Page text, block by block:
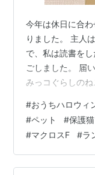
今年は休日に合
りました。 主人
で、私は読書を
ごしました。 届
みっコぐらしの
めることに。 セ
は一箇所にまと
トの近作のシャッ
という感もあっ
てよかったなと
#おうちハロウィ
#ペット #保護
#マクロスF #ラ